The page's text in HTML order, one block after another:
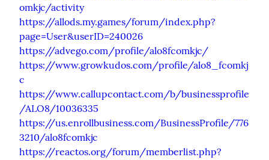
omkjc/activity
https://allods.my.games/forum/index.php?
page=User&userID=240026
https://advego.com/profile/alo8fcomkjc/
https://www.growkudos.com/profile/alo8_fcomkj
c
https://www.callupcontact.com/b/businessprofile
/ALO8/10036335
https://us.enrollbusiness.com/BusinessProfile/776
3210/alo8fcomkjc
https://reactos.org/forum/memberlist.php?